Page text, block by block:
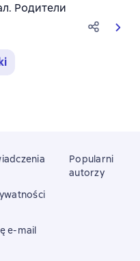
Родители
e-mail
Popularni
autorzy